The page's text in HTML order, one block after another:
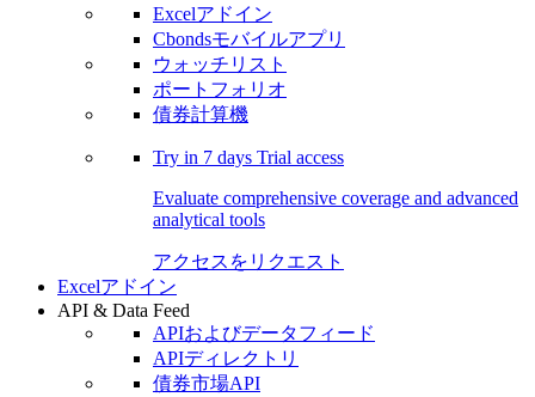
Excelアドイン
Cbondsモバイルアプリ
ウォッチリスト
ポートフォリオ
債券計算機
Try in 7 days Trial access
Evaluate comprehensive coverage and advanced
analytical tools
アクセスをリクエスト
Excelアドイン
API & Data Feed
APIおよびデータフィード
APIディレクトリ
債券市場API